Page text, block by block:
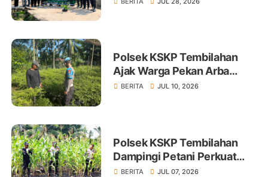
Polsek KSKP Tembilahan
Ajak Warga Pekan Arba
Tanam Cabai Dukung
BERITA JUL 10, 2026
Polsek KSKP Tembilahan
Dampingi Petani Perkuat
Swasembada Pangan
BERITA JUL 07, 2026